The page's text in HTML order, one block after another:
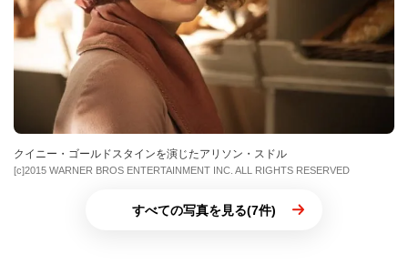
クイニー・ゴールドスタインを演じたアリソン・スドル
[c]2015 WARNER BROS ENTERTAINMENT INC. ALL RIGHTS RESERVED
すべての写真を見る(7件)